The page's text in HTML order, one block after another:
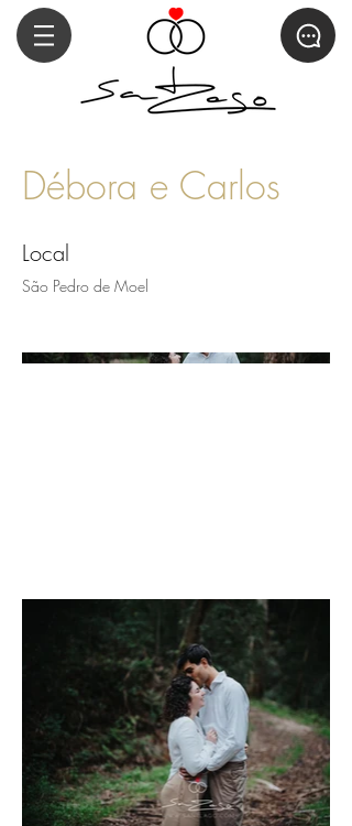
Débora e Carlos
Local
São Pedro de Moel